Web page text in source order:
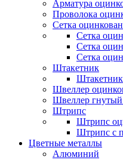
Арматура
Проволока
Сетка
Сетка
Сетка
Сетка
Штакетник
Швеллер
Швеллер
Штрипс
Штрипс
Штрипс с
Цветные металлы
Алюминий